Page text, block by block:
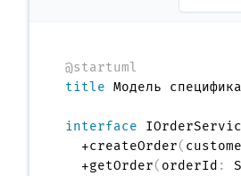
@startuml
title Модель
interface
  +createOrder
(
  +getOrder
( orderId :